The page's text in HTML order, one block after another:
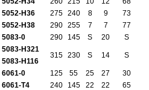
5052-H36
275 240 8 9 73
5052-H38
290 255 7 7 77
5083-0
290 145 S 20 S
5083-H321
315 230 S 14 S
5083-H116
6061-0
125 55 25 27 30
6061-T4
240 145 22 22 65